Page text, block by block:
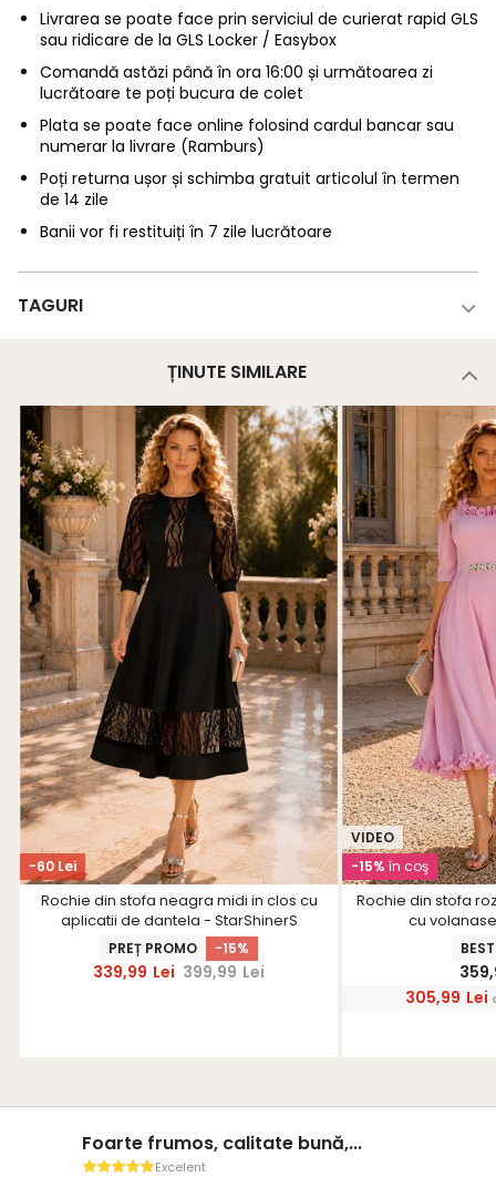
Livrarea se poate face prin serviciul de curierat rapid GLS
sau ridicare de la GLS Locker / Easybox
Comandă astăzi până în ora 16:00 și următoarea zi
lucrătoare te poți bucura de colet
Plata se poate face online folosind cardul bancar sau
numerar la livrare (Ramburs)
Poți returna ușor și schimba gratuit articolul în termen
de 14 zile
Banii vor fi restituiți în 7 zile lucrătoare
TAGURI
ȚINUTE SIMILARE
-60 Lei
Rochie din stofa neagra midi in clos cu
aplicatii de dantela - StarShinerS
PREȚ PROMO -15%
339,99 Lei 399,99 Lei
-15% în coş
VIDEO
Rochie din stofa
cu
305,99 Lei
Foarte frumos, calitate bună,...
Excelent